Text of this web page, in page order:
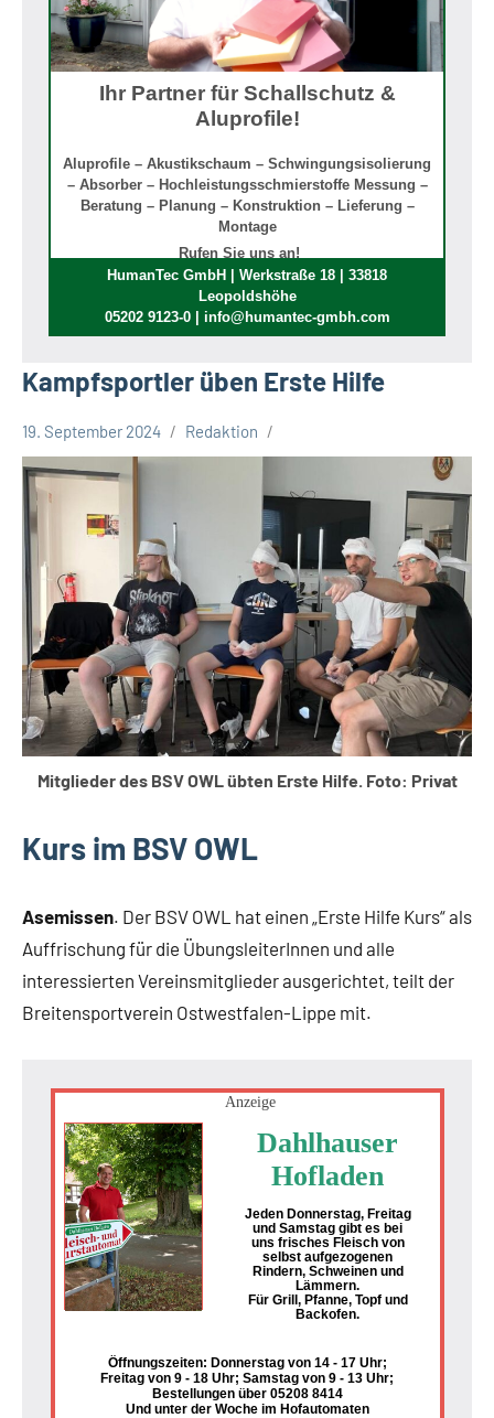
Ihr Partner für Schallschutz &
Aluprofile!
Aluprofile – Akustikschaum – Schwingungsisolierung
– Absorber – Hochleistungsschmierstoffe Messung –
Beratung – Planung – Konstruktion – Lieferung –
Montage
Rufen Sie uns an!
HumanTec GmbH | Werkstraße 18 | 33818
Leopoldshöhe
05202 9123-0 | info@humantec-gmbh.com
Kampfsportler üben Erste Hilfe
Leopoldshöhe
19. September 2024 Redaktion
Mitglieder des BSV OWL übten Erste Hilfe. Foto: Privat
Kurs im BSV OWL
Asemissen. Der BSV OWL hat einen „Erste Hilfe Kurs“ als
Auffrischung für die ÜbungsleiterInnen und alle
interessierten Vereinsmitglieder ausgerichtet, teilt der
Breitensportverein Ostwestfalen-Lippe mit.
Anzeige
Dahlhauser
Hofladen
Jeden Donnerstag, Freitag
und Samstag gibt es bei
uns frisches Fleisch von
selbst aufgezogenen
Rindern, Schweinen und
Lämmern.
Für Grill, Pfanne, Topf und
Backofen.
Öffnungszeiten: Donnerstag von 14 - 17 Uhr;
Freitag von 9 - 18 Uhr; Samstag von 9 - 13 Uhr;
Bestellungen über 05208 8414
Und unter der Woche im Hofautomaten